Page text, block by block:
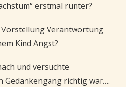
erstmal runter?
Vorstellung Verantwortung
Kind Angst?
und versuchte
Gedankengang richtig war….